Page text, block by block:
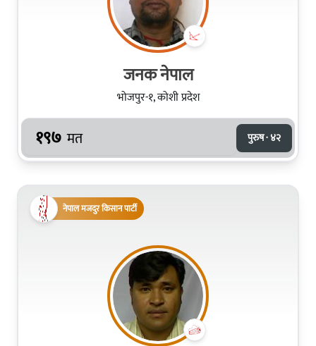
जनक नेपाल
भोजपुर-१, कोशी प्रदेश
१९७ मत पुरुष · ४२
नेपाल मजदुर किसान पार्टी